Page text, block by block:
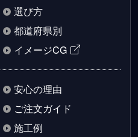
選び方
都道府県別
イメージCG
安心の理由
ご注文ガイド
施工例